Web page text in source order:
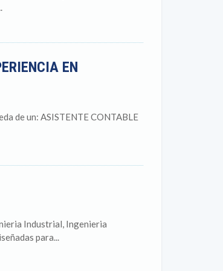
EN
de un: ASISTENTE CONTABLE
Industrial, Ingenieria
para...